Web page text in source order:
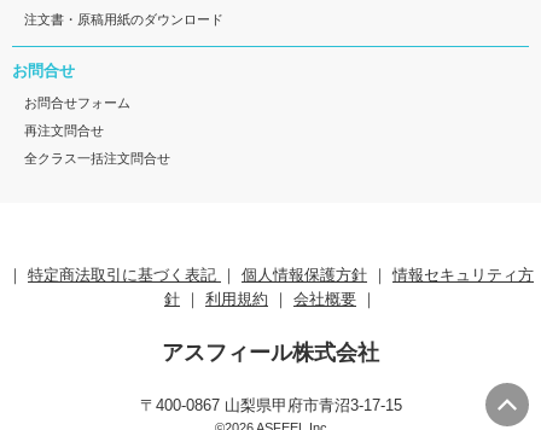
注文書・原稿用紙のダウンロード
お問合せ
お問合せフォーム
再注文問合せ
全クラス一括注文問合せ
｜ 特定商法取引に基づく表記 ｜ 個人情報保護方針 ｜情報セキュリティ方
針 ｜ 利用規約 ｜ 会社概要 ｜
アスフィール株式会社
〒400-0867 山梨県甲府市青沼3-17-15
©2026 ASFEEL Inc